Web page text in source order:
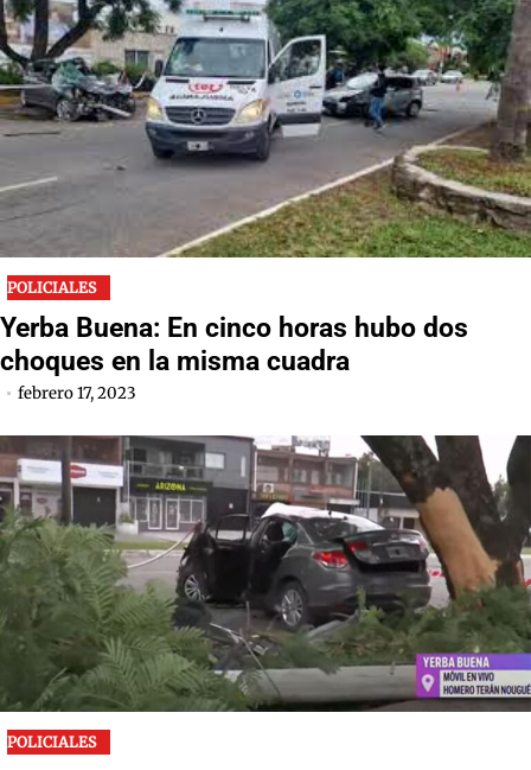
POLICIALES
Yerba Buena: En cinco horas hubo dos
choques en la misma cuadra
febrero 17, 2023
POLICIALES